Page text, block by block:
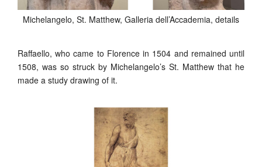
Michelangelo, St. Matthew, Galleria dell’Accademia, details
Raffaello, who came to Florence in 1504 and remained until
1508, was so struck by Michelangelo’s St. Matthew that he
made a study drawing of it.